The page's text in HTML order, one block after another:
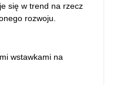
się w trend na rzecz
rozwoju.
wstawkami na